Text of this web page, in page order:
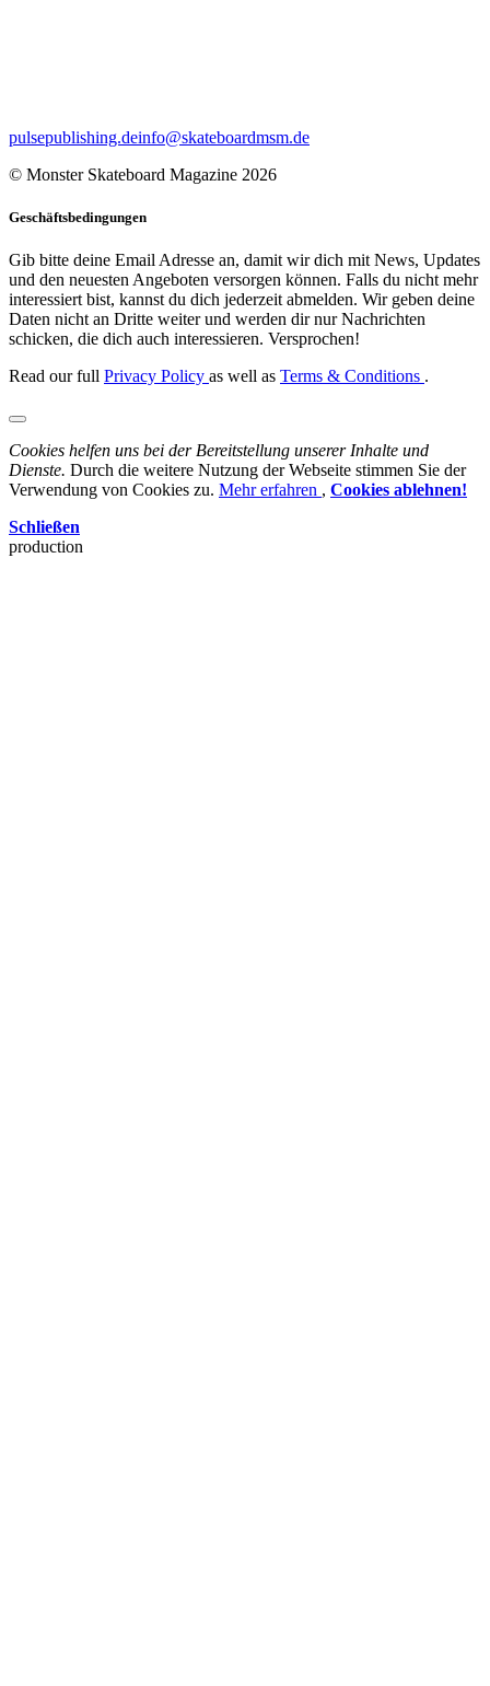
pulsepublishing.deinfo@skateboardmsm.de
© Monster Skateboard Magazine 2026
Geschäftsbedingungen
Gib bitte deine Email Adresse an, damit wir dich mit News, Updates
und den neuesten Angeboten versorgen können. Falls du nicht mehr
interessiert bist, kannst du dich jederzeit abmelden. Wir geben deine
Daten nicht an Dritte weiter und werden dir nur Nachrichten
schicken, die dich auch interessieren. Versprochen!
Read our full Privacy Policy as well as Terms & Conditions .
Cookies helfen uns bei der Bereitstellung unserer Inhalte und
Dienste. Durch die weitere Nutzung der Webseite stimmen Sie der
Verwendung von Cookies zu. Mehr erfahren , Cookies ablehnen!
Schließen
production